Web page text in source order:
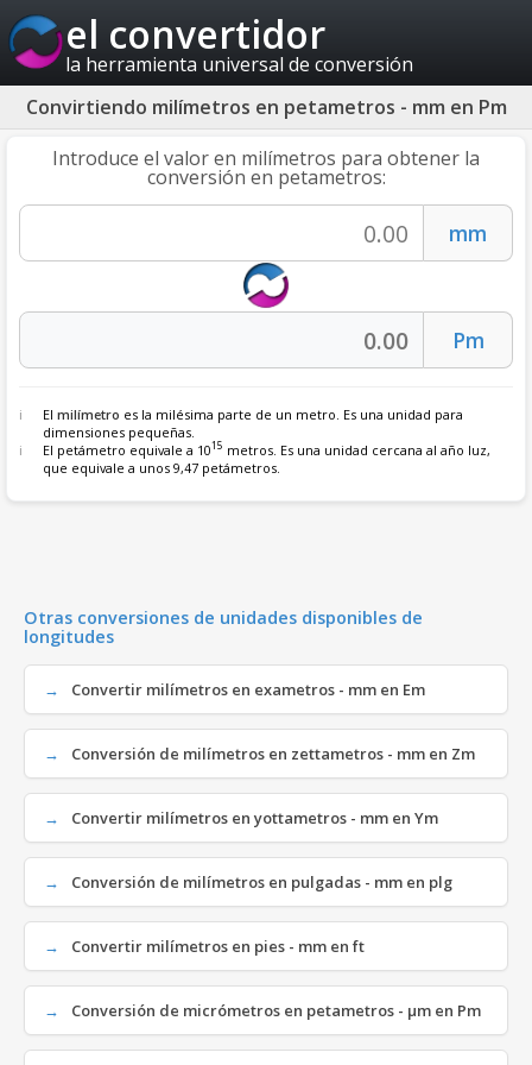
el convertidor
la herramienta universal de conversión
Convirtiendo milímetros en petametros - mm en Pm
Introduce el valor en milímetros para obtener la
conversión en petametros:
El milímetro es la milésima parte de un metro. Es una unidad para
dimensiones pequeñas.
El petámetro equivale a 1015 metros. Es una unidad cercana al año luz,
que equivale a unos 9,47 petámetros.
Otras conversiones de unidades disponibles de
longitudes
Convertir milímetros en exametros - mm en Em
Conversión de milímetros en zettametros - mm en Zm
Convertir milímetros en yottametros - mm en Ym
Conversión de milímetros en pulgadas - mm en plg
Convertir milímetros en pies - mm en ft
Conversión de micrómetros en petametros - µm en Pm